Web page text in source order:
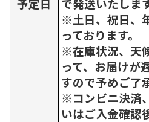
予定日
で発送いたします
※土日、祝日、
っております。
※在庫状況、天
って、お届けが
すので予めご了
※コンビニ決済
いはご入金確認